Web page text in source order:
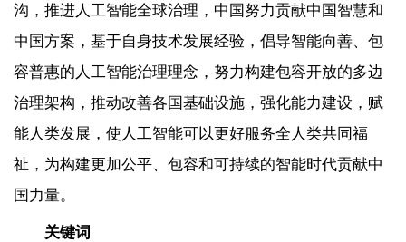
沟，推进人工智能全球治理，中国努力贡献中国智慧和
中国方案，基于自身技术发展经验，倡导智能向善、包
容普惠的人工智能治理理念，努力构建包容开放的多边
治理架构，推动改善各国基础设施，强化能力建设，赋
能人类发展，使人工智能可以更好服务全人类共同福
祉，为构建更加公平、包容和可持续的智能时代贡献中
国力量。
关键词